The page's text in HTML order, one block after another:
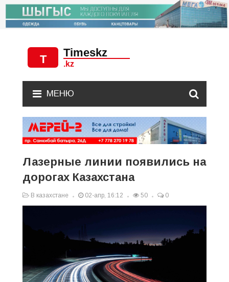
МЕНЮ
Лазерные линии появились на
дорогах Казахстана
В казахстане 02-апр, 16:12 50 0